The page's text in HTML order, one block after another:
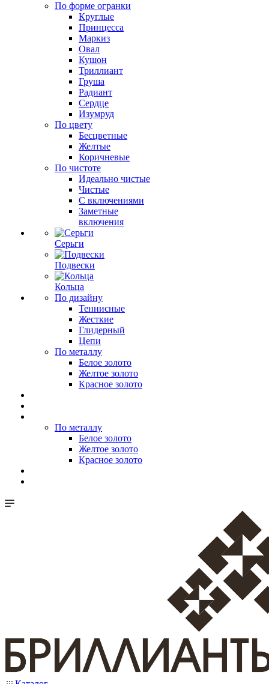
По форме огранки
Круглые
Принцесса
Маркиз
Овал
Кушон
Триллиант
Груша
Радиант
Сердце
Изумруд
По цвету
Бесцветные
Желтые
Коричневые
По чистоте
Идеально чистые
Чистые
С включениями
Заметные
включения
Серьги
Подвески
Кольца
По дизайну
Теннисные
Жесткие
Глидерный
Цепи
По металлу
Белое золото
Желтое золото
Красное золото
По металлу
Белое золото
Желтое золото
Красное золото